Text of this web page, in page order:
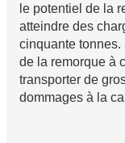
le potentiel de la
atteindre des
cinquante
de la remorque à
transporter de
dommages à la